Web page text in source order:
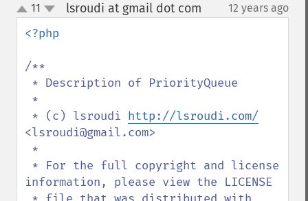
up
down
11 lsroudi at gmail dot com 12 years ago
<?php
/**
* (c) lsroudi http://lsroudi.com/
<lsroudi@gmail.com>
information, please view the LICENSE